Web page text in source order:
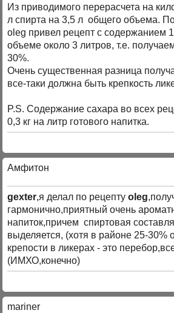
Из приводимого перерасчета на
л спирта на 3,5 л общего объема.
oleg привел рецепт с содержанием
объеме около 3 литров, т.е.
30%.
Очень существенная разница
все-таки должна быть крепкость
P.S. Содержание сахара во всех
0,3 кг на литр готового напитка.
Амфитон
gexter,я делал по рецептуoleg
гармонично,приятный очень
напиток,причем спиртовая
выделяется, (хотя в районе 25-30%
крепости в ликерах - это
(ИМХО,конечно)
mariner